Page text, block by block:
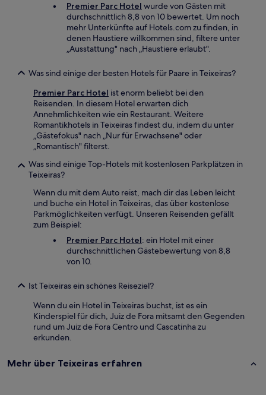
Premier Parc Hotel wurde von Gästen mit
durchschnittlich 8,8 von 10 bewertet. Um noch
mehr Unterkünfte auf Hotels.com zu finden, in
denen Haustiere willkommen sind, filtere unter
„Ausstattung" nach „Haustiere erlaubt".
Was sind einige der besten Hotels für Paare in Teixeiras?
Premier Parc Hotel ist enorm beliebt bei den
Reisenden. In diesem Hotel erwarten dich
Annehmlichkeiten wie ein Restaurant. Weitere
Romantikhotels in Teixeiras findest du, indem du unter
„Gästefokus" nach „Nur für Erwachsene" oder
„Romantisch" filterst.
Was sind einige Top-Hotels mit kostenlosen Parkplätzen in
Teixeiras?
Wenn du mit dem Auto reist, mach dir das Leben leicht
und buche ein Hotel in Teixeiras, das über kostenlose
Parkmöglichkeiten verfügt. Unseren Reisenden gefällt
zum Beispiel:
Premier Parc Hotel: ein Hotel mit einer
durchschnittlichen Gästebewertung von 8,8
von 10.
Ist Teixeiras ein schönes Reiseziel?
Wenn du ein Hotel in Teixeiras buchst, ist es ein
Kinderspiel für dich, Juiz de Fora mitsamt den Gegenden
rund um Juiz de Fora Centro und Cascatinha zu
erkunden.
Mehr über Teixeiras erfahren